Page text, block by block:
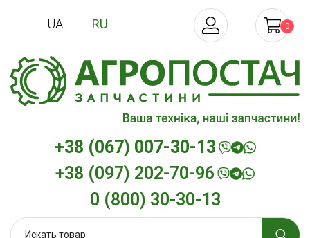
+38 (067) 007-30-13
+38 (097) 202-70-96
0 (800) 30-30-13
UA RU 0